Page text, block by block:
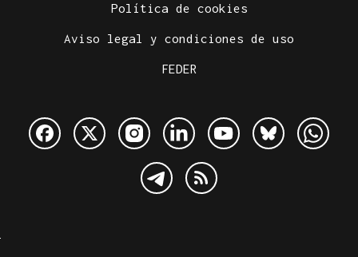
Política de cookies
Aviso legal y condiciones de uso
FEDER